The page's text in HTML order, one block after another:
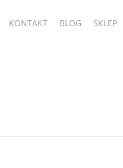
KONTAKT BLOG SKLEP